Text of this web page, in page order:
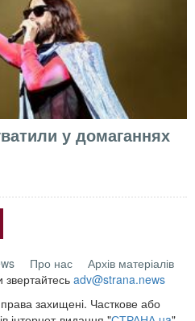
у домаганнях
Про нас
Архів матеріалів
adv@strana.news
права захищені. Часткове або